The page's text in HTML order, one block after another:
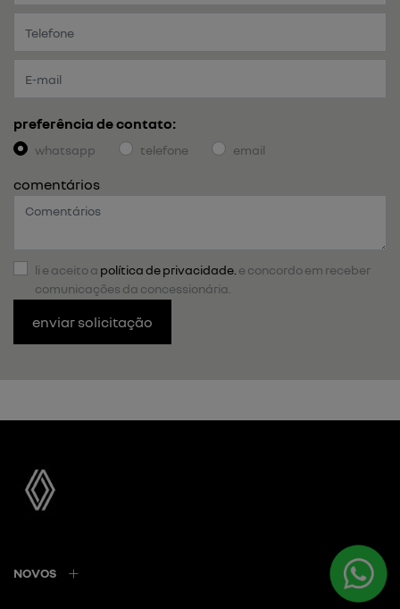
preferência de contato:
whatsapp telefone email
comentários
li e aceito a política de privacidade. e concordo em receber
comunicações da concessionária.
enviar solicitação
NOVOS